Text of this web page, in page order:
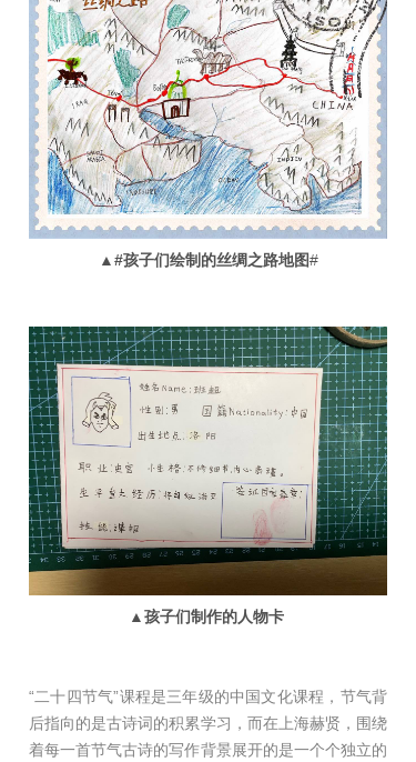
▲#孩子们绘制的丝绸之路地图#
▲孩子们制作的人物卡
“二十四节气”课程是三年级的中国文化课程，节气背
后指向的是古诗词的积累学习，而在上海赫贤，围绕
着每一首节气古诗的写作背景展开的是一个个独立的